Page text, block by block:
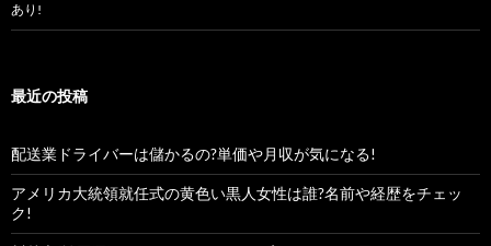
あり!
最近の投稿
配送業ドライバーは儲かるの?単価や月収が気になる!
アメリカ大統領就任式の黄色い黒人女性は誰?名前や経歴をチェッ
ク!